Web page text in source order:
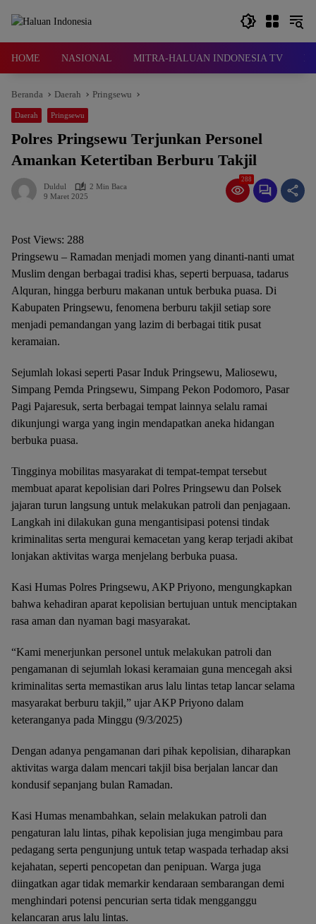
HOME NASIONAL MITRA-HALUAN INDONESIA TV
Beranda Daerah Pringsewu
Daerah Pringsewu
Polres Pringsewu Terjunkan Personel
Amankan Ketertiban Berburu Takjil
Duldul
2 Min Baca
9 Maret 2025
288
Post Views: 288
Pringsewu – Ramadan menjadi momen yang dinanti-nanti umat
Muslim dengan berbagai tradisi khas, seperti berpuasa, tadarus
Alquran, hingga berburu makanan untuk berbuka puasa. Di
Kabupaten Pringsewu, fenomena berburu takjil setiap sore
menjadi pemandangan yang lazim di berbagai titik pusat
keramaian.
Sejumlah lokasi seperti Pasar Induk Pringsewu, Maliosewu,
Simpang Pemda Pringsewu, Simpang Pekon Podomoro, Pasar
Pagi Pajaresuk, serta berbagai tempat lainnya selalu ramai
dikunjungi warga yang ingin mendapatkan aneka hidangan
berbuka puasa.
Tingginya mobilitas masyarakat di tempat-tempat tersebut
membuat aparat kepolisian dari Polres Pringsewu dan Polsek
jajaran turun langsung untuk melakukan patroli dan penjagaan.
Langkah ini dilakukan guna mengantisipasi potensi tindak
kriminalitas serta mengurai kemacetan yang kerap terjadi akibat
lonjakan aktivitas warga menjelang berbuka puasa.
Kasi Humas Polres Pringsewu, AKP Priyono, mengungkapkan
bahwa kehadiran aparat kepolisian bertujuan untuk menciptakan
rasa aman dan nyaman bagi masyarakat.
“Kami menerjunkan personel untuk melakukan patroli dan
pengamanan di sejumlah lokasi keramaian guna mencegah aksi
kriminalitas serta memastikan arus lalu lintas tetap lancar selama
masyarakat berburu takjil,” ujar AKP Priyono dalam
keteranganya pada Minggu (9/3/2025)
Dengan adanya pengamanan dari pihak kepolisian, diharapkan
aktivitas warga dalam mencari takjil bisa berjalan lancar dan
kondusif sepanjang bulan Ramadan.
Kasi Humas menambahkan, selain melakukan patroli dan
pengaturan lalu lintas, pihak kepolisian juga mengimbau para
pedagang serta pengunjung untuk tetap waspada terhadap aksi
kejahatan, seperti pencopetan dan penipuan. Warga juga
diingatkan agar tidak memarkir kendaraan sembarangan demi
menghindari potensi pencurian serta tidak mengganggu
kelancaran arus lalu lintas.